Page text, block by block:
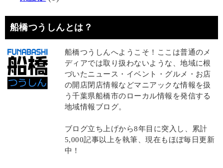
船橋つうしんとは？
船橋つうしんへようこそ！ここは普通のメ
ディアでは取り扱わないような、地域に根
づいたニュース・イベント・グルメ・お店
の開店閉店情報などマニアックな情報を扱
う千葉県船橋市のローカル情報を発信する
地域情報ブログ。
ブログ立ち上げから8年目に突入し、累計
5,000記事以上を執筆、現在もほぼ毎日更新
中！